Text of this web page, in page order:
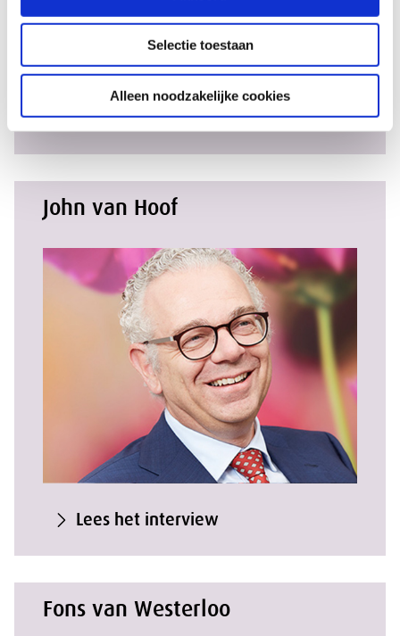
Selectie toestaan
Alleen noodzakelijke cookies
Lees het interview
John van Hoof
Lees het interview
Fons van Westerloo